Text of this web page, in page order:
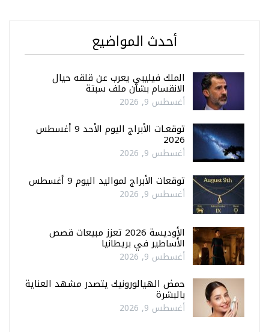
أحدث المواضيع
الملك فيليبي يعرب عن قلقه حيال
الانقسام بشأن ملف سبتة
أغسطس 9, 2026
توقعـات الأبراج اليوم الأحد 9 أغسطس
2026
أغسطس 9, 2026
توقعات الأبراج لمواليد اليوم 9 أغسطس
أغسطس 9, 2026
الأوديسة 2026 تعزز مبيعات قصص
الأساطير في بريطانيا
أغسطس 9, 2026
حمض الهيالورونيك يتصدر مشهد العناية
بالبشرة
أغسطس 9, 2026